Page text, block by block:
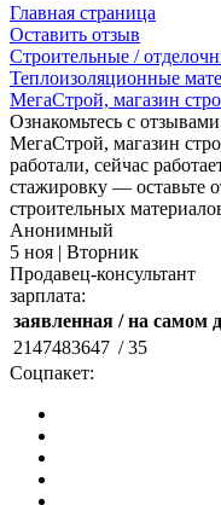
Главная страница
Оставить отзыв
Строительные /
Теплоизоляционные
МегаСтрой, магазин
Ознакомьтесь с
МегаСтрой, магазин
работали, сейчас
стажировку — оставьте
строительных
Анонимный
5 ноя | Вторник
Продавец-консультант
зарплата:
заявленная / на самом
2147483647 / 35
Соцпакет: